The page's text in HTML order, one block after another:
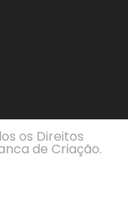
os Direitos
de Criação.